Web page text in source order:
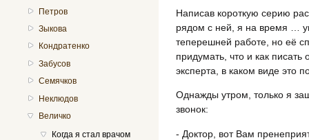
Петров
Зыкова
Кондратенко
Забусов
Семячков
Неклюдов
Величко
Когда я стал врачом
Написав короткую серию
рядом с ней, я на время …
теперешней работе, но её
придумать, что и как
эксперта, в каком виде это
Однажды утром, только я
звонок:
- Доктор, вот Вам